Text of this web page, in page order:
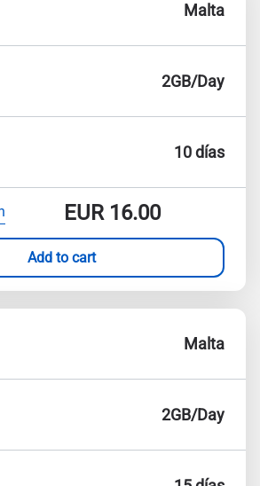
Malta
2GB/Day
10 días
EUR16.00
Add to cart
Malta
2GB/Day